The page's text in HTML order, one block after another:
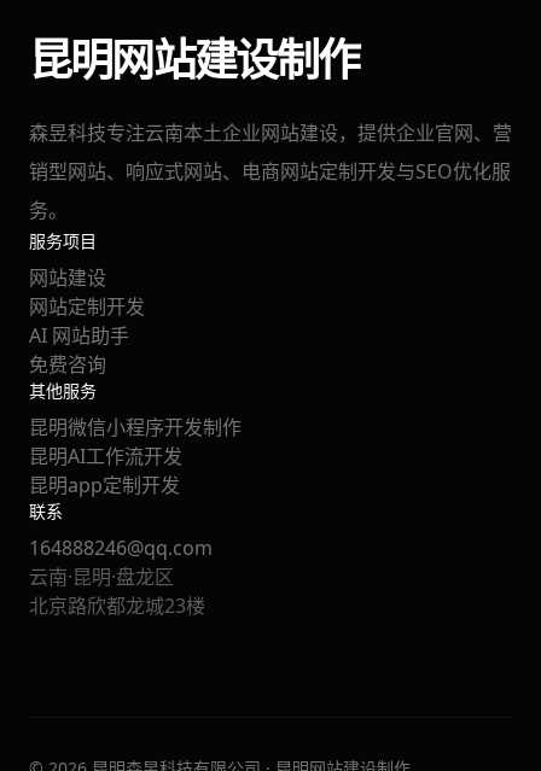
昆明网站建设制作
森昱科技专注云南本土企业网站建设，提供企业官网、营
销型网站、响应式网站、电商网站定制开发与SEO优化服
务。
服务项目
网站建设
网站定制开发
AI 网站助手
免费咨询
其他服务
昆明微信小程序开发制作
昆明AI工作流开发
昆明app定制开发
联系
164888246@qq.com
云南·昆明·盘龙区
北京路欣都龙城23楼